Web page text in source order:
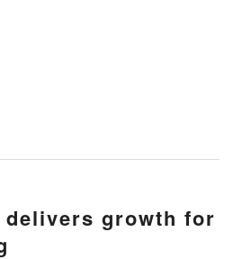
delivers growth for